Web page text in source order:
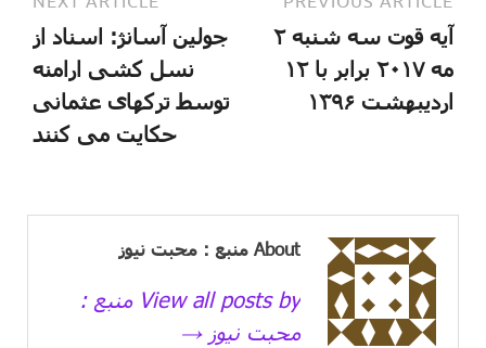
آیه قوت سه شنبه ۲
مه ۲۰۱۷ برابر با ۱۲
اردیبهشت ۱۳۹۶
جولین آسانژ: اسناد از
نسل کشی ارامنه
توسط ترکهای عثمانی
حکایت می کنند
About منبع : محبت نیوز
View all posts by منبع :
محبت نیوز →